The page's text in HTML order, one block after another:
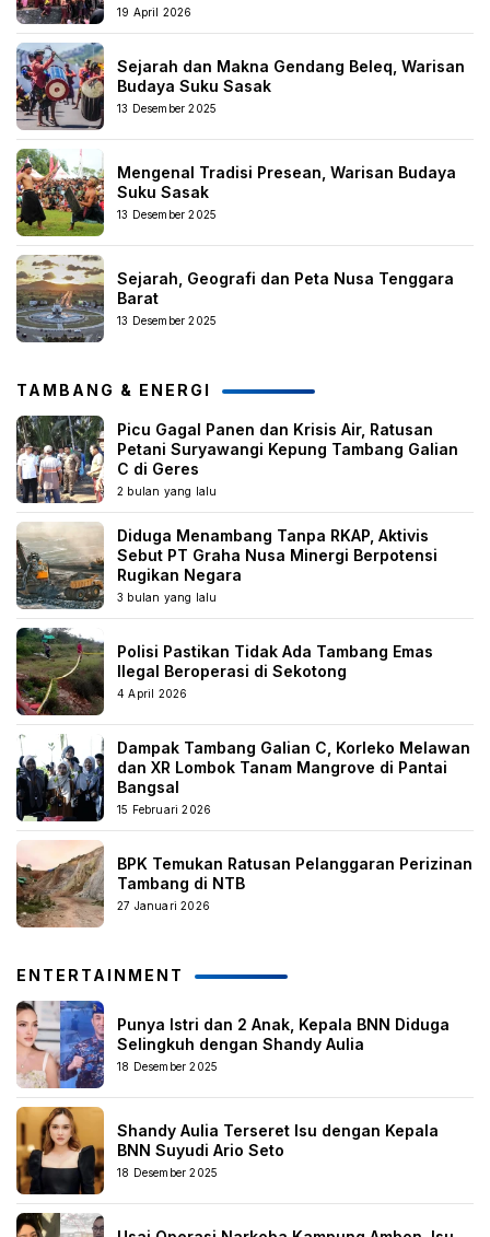
19 April 2026
Sejarah dan Makna Gendang Beleq, Warisan
Budaya Suku Sasak
13 Desember 2025
Mengenal Tradisi Presean, Warisan Budaya
Suku Sasak
13 Desember 2025
Sejarah, Geografi dan Peta Nusa Tenggara
Barat
13 Desember 2025
TAMBANG & ENERGI
Picu Gagal Panen dan Krisis Air, Ratusan
Petani Suryawangi Kepung Tambang Galian
C di Geres
2 bulan yang lalu
Diduga Menambang Tanpa RKAP, Aktivis
Sebut PT Graha Nusa Minergi Berpotensi
Rugikan Negara
3 bulan yang lalu
Polisi Pastikan Tidak Ada Tambang Emas
Ilegal Beroperasi di Sekotong
4 April 2026
Dampak Tambang Galian C, Korleko Melawan
dan XR Lombok Tanam Mangrove di Pantai
Bangsal
15 Februari 2026
BPK Temukan Ratusan Pelanggaran Perizinan
Tambang di NTB
27 Januari 2026
ENTERTAINMENT
Punya Istri dan 2 Anak, Kepala BNN Diduga
Selingkuh dengan Shandy Aulia
18 Desember 2025
Shandy Aulia Terseret Isu dengan Kepala
BNN Suyudi Ario Seto
18 Desember 2025